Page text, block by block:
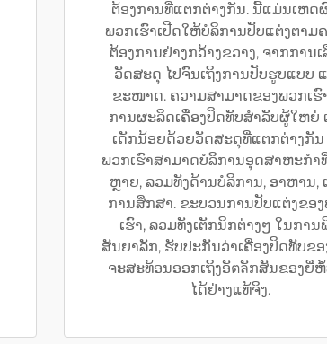
ຕ້ອງການທີ່ແຕກຕ່າງກັນ. ນີ້ແມ່ນເຫດ
ພວກເຮົາເປີດໃຫ້ບໍລິການປັບແຕ່ງຕາມ
ຕ້ອງການຢ່າງກວ້າງຂວາງ, ຈາກການ
ວັດສະດຸ ໄປຈົນເຖິງການປັບຮູບແບບ
ຂະໜາດ. ຄວາມສາມາດຂອງພວກເຮົ
ການຜະລິດເຄື່ອງປິດທັບສຳລັບຜູ້ໃຫຍ່
ເດັກນ້ອຍດ້ວຍວັດສະດຸທີ່ແຕກຕ່າງກັ
ພວກເຮົາສາມາດບໍລິການອຸດສາຫະກຳ
ຫຼາຍ, ລວມທັງດ້ານບໍລິການ, ອາຫານ,
ການສຶກສາ. ຂະບວນການປັບແຕ່ງຂອ
ເຮົາ, ລວມທັງເຕັກນິກຕ່າງໆ ໃນການ
ສັນຍາລັກ, ຮັບປະກັນວ່າເຄື່ອງປິດທັບຂອ
ຈະສະທ້ອນອອກເຖິງອັตลັກສັນຂອງຍີ່
ໄດ້ຢ່າງແທ້ຈິງ.